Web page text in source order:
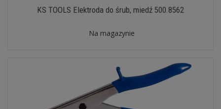
KS TOOLS Elektroda do śrub, miedź 500.8562
Na magazynie